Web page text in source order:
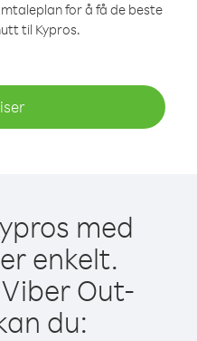
for å få de beste
til Kypros.
med
enkelt.
Out-
du: